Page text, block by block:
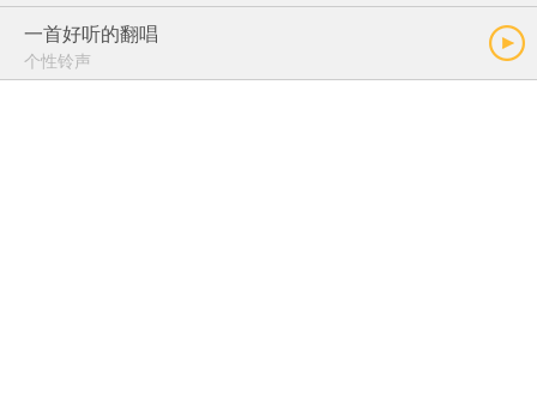
一首好听的翻唱
个性铃声